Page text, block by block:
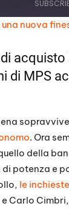
nuova
di MPS
. Ora
della
potenza e
le inchieste
Carlo